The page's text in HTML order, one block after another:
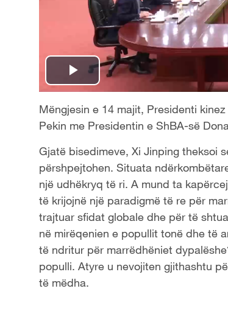
P
l
y
V
i
d
e
Mëngjesin e 14 majit, Presidenti
Pekin me Presidentin e ShBA-së
Gjatë bisedimeve, Xi Jinping theksoi
përshpejtohen. Situata
një udhëkryq të ri. A mund ta
të krijojnë një paradigmë të re për
trajtuar sfidat globale dhe për të
në mirëqenien e popullit tonë dhe të
të ndritur për marrëdhëniet
populli. Atyre u nevojiten gjithashtu
të mëdha.